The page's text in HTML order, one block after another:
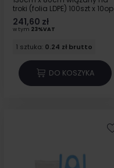
troki (folia LDPE) 100szt x 10op
241,60 zł
w tym 23%VAT
1 sztuka: 0.24 zł brutto
DO KOSZYKA